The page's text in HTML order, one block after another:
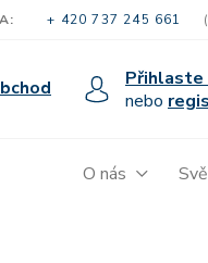
+ 420 737 245 661
Přihlaste
nebo
O nás